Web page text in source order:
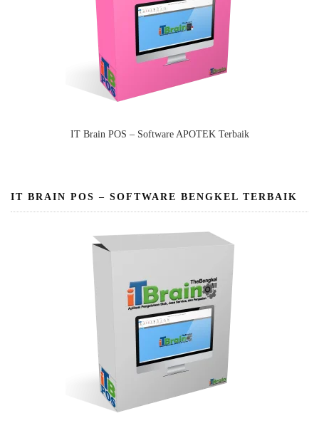
IT Brain POS – Software APOTEK Terbaik
IT BRAIN POS – SOFTWARE BENGKEL TERBAIK